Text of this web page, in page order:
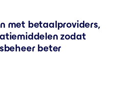
met betaalproviders,
zodat
beter